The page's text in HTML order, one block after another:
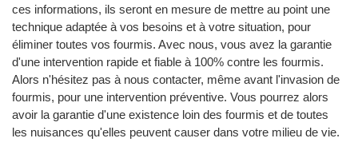
ces informations, ils seront en mesure de mettre au point une
technique adaptée à vos besoins et à votre situation, pour
éliminer toutes vos fourmis. Avec nous, vous avez la garantie
d'une intervention rapide et fiable à 100% contre les fourmis.
Alors n'hésitez pas à nous contacter, même avant l'invasion de
fourmis, pour une intervention préventive. Vous pourrez alors
avoir la garantie d'une existence loin des fourmis et de toutes
les nuisances qu'elles peuvent causer dans votre milieu de vie.